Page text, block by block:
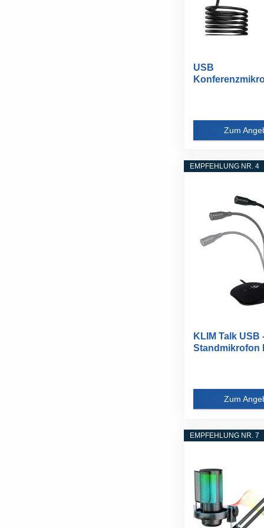
USB
Zum
EMPFEHLUNG NR. 4
KLIM Talk USB
Standmikrofon
Zum
EMPFEHLUNG NR. 7